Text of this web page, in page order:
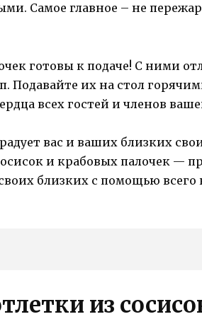
Самое главное – не
готовы к подаче! С ними
Подавайте их на стол
всех гостей и членов
вас и ваших близких
и крабовых палочек —
близких с помощью всего
из